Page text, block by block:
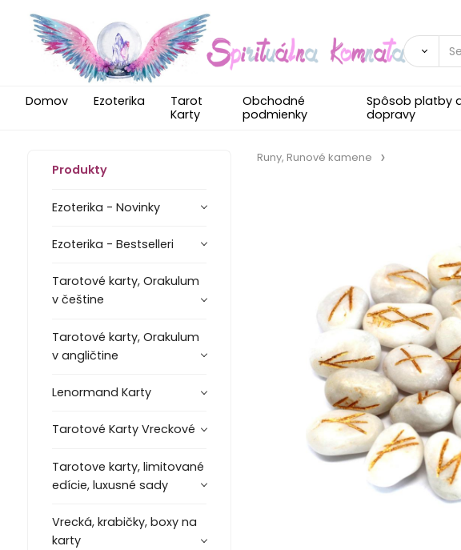
Domov Ezoterika
Tarot
Karty
Obchodné
podmienky
Spôsob platby
dopravy
Produkty
Ezoterika - Novinky
Ezoterika - Bestselleri
Tarotové karty, Orakulum
v češtine
Tarotové karty, Orakulum
v angličtine
Lenormand Karty
Tarotové Karty Vreckové
Tarotove karty, limitované
edície, luxusné sady
Vrecká, krabičky, boxy na
karty
Runy, Runové kamene